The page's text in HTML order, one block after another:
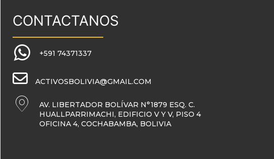
CONTACTANOS
+591 74371337
ACTIVOSBOLIVIA@GMAIL.COM
AV. LIBERTADOR BOLÍVAR N°1879 ESQ. C.
HUALLPARRIMACHI, EDIFICIO V Y V, PISO 4
OFICINA 4, COCHABAMBA, BOLIVIA